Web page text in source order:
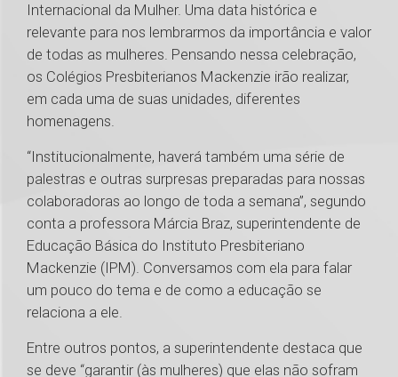
Internacional da Mulher. Uma data histórica e
relevante para nos lembrarmos da importância e valor
de todas as mulheres. Pensando nessa celebração,
os Colégios Presbiterianos Mackenzie irão realizar,
em cada uma de suas unidades, diferentes
homenagens.
“Institucionalmente, haverá também uma série de
palestras e outras surpresas preparadas para nossas
colaboradoras ao longo de toda a semana”, segundo
conta a professora Márcia Braz, superintendente de
Educação Básica do Instituto Presbiteriano
Mackenzie (IPM). Conversamos com ela para falar
um pouco do tema e de como a educação se
relaciona a ele.
Entre outros pontos, a superintendente destaca que
se deve “garantir (às mulheres) que elas não sofram